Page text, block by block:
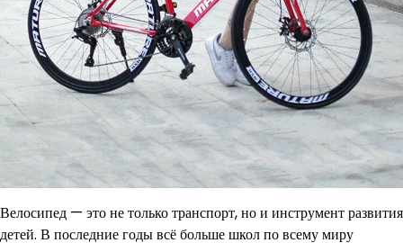
Велосипед — это не только транспорт, но и инструмент развития
детей. В последние годы всё больше школ по всему миру